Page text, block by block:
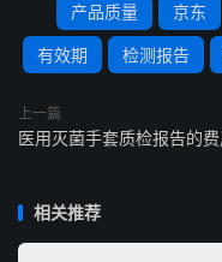
产品质量 京东
有效期 检测报告
上一篇
医用灭菌手套质检报告的费
相关推荐